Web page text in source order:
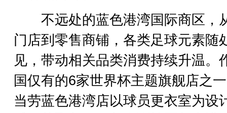
不远处的蓝色港湾国际商区，
门店到零售商铺，各类足球元素随
见，带动相关品类消费持续升温。
国仅有的6家世界杯主题旗舰店之
当劳蓝色港湾店以球员更衣室为设